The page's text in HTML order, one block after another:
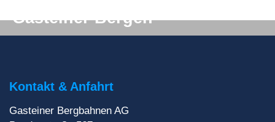
Gasteiner Bergen
Postfach!
Zur Newsletteranmeldung
Kontakt & Anfahrt
Gasteiner Bergbahnen AG